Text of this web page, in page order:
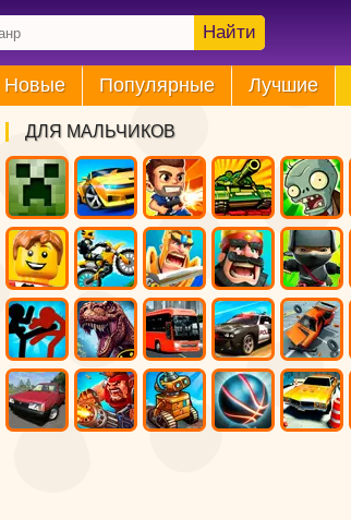
Найти
Новые Популярные Лучшие
ДЛЯ МАЛЬЧИКОВ